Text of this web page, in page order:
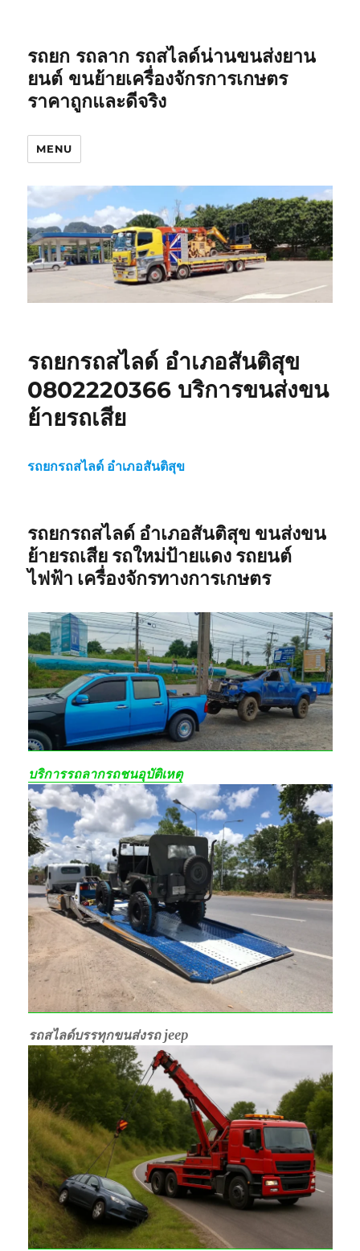
รถยก รถลาก รถสไลด์น่านขนส่งยาน
ยนต์ ขนย้ายเครื่องจักรการเกษตร
ราคาถูกและดีจริง
MENU
รถยกรถสไลด์ อำเภอสันติสุข
0802220366 บริการขนส่งขน
ย้ายรถเสีย
รถยกรถสไลด์ อำเภอสันติสุข
รถยกรถสไลด์ อำเภอสันติสุข ขนส่งขน
ย้ายรถเสีย รถใหม่ป้ายแดง รถยนต์
ไฟฟ้า เครื่องจักรทางการเกษตร
บริการรถลากรถชนอุบัติเหตุ
รถสไลด์บรรทุกขนส่งรถ jeep